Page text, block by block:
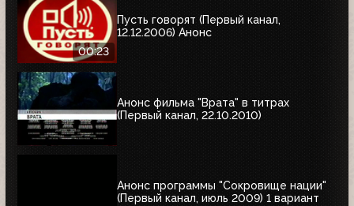
00:23
Пусть говорят (Первый канал,
12.12.2006) Анонс
Анонс фильма "Врата" в титрах
(Первый канал, 22.10.2010)
Анонс программы "Сокровище нации"
(Первый канал, июль 2009) 1 вариант